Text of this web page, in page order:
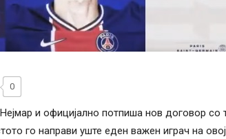
0
и официјално потпиша нов договор со
го направи уште еден важен играч на